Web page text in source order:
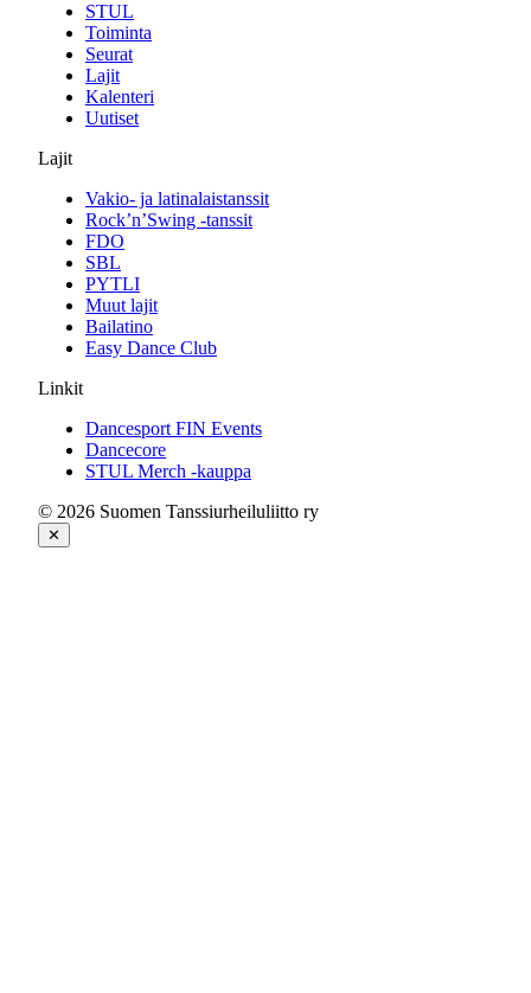
STUL
Toiminta
Seurat
Lajit
Kalenteri
Uutiset
Lajit
Vakio- ja latinalaistanssit
Rock’n’Swing -tanssit
FDO
SBL
PYTLI
Muut lajit
Bailatino
Easy Dance Club
Linkit
Dancesport FIN Events
Dancecore
STUL Merch -kauppa
© 2026 Suomen Tanssiurheiluliitto ry
✕